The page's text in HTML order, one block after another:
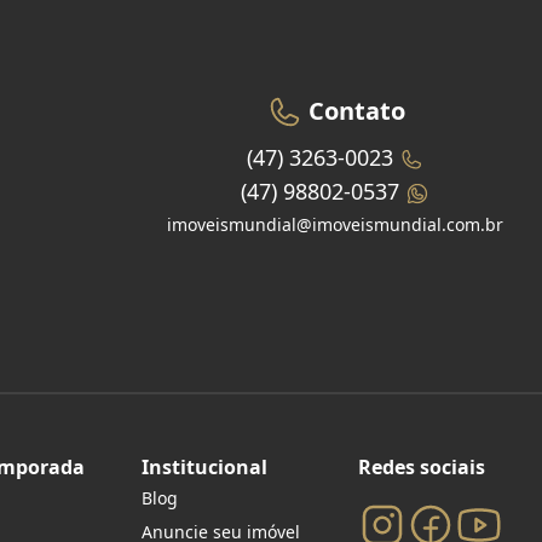
Contato
(47) 3263-0023
(47) 98802-0537
imoveismundial@imoveismundial.com.br
Institucional
Blog
Anuncie seu imóvel
Redes sociais